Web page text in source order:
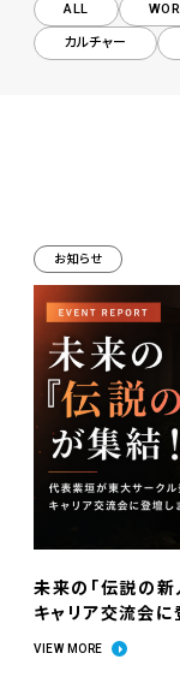
ALL
カルチャー
お知らせ
未来の「伝説の新
キャリア交流会に
VIEW MORE